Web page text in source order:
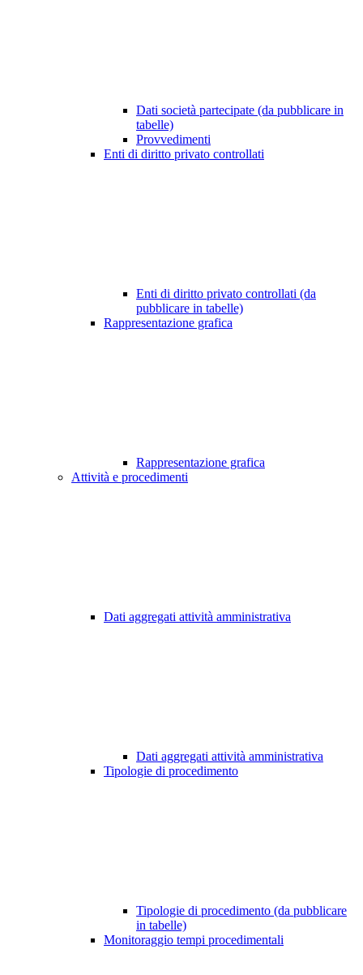
Dati società partecipate (da pubblicare in
tabelle)
Provvedimenti
Enti di diritto privato controllati
Enti di diritto privato controllati (da
pubblicare in tabelle)
Rappresentazione grafica
Rappresentazione grafica
Attività e procedimenti
Dati aggregati attività amministrativa
Dati aggregati attività amministrativa
Tipologie di procedimento
Tipologie di procedimento (da pubblicare
in tabelle)
Monitoraggio tempi procedimentali